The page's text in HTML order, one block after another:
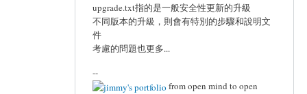
upgrade.txt指的是一般安全性更新的升級
不同版本的升級，則會有特別的步驟和說明文
件
考慮的問題也更多...
--
from open mind to open